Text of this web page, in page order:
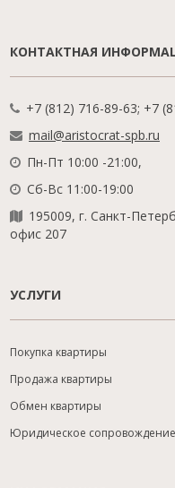
КОНТАКТНАЯ
+7 (812) 716-89-63; +7
mail@aristocrat-spb.ru
Пн-Пт 10:00 -21:00,
Сб-Вс 11:00-19:00
195009, г. Санкт-
офис 207
УСЛУГИ
Покупка квартиры
Продажа квартиры
Обмен квартиры
Юридическое